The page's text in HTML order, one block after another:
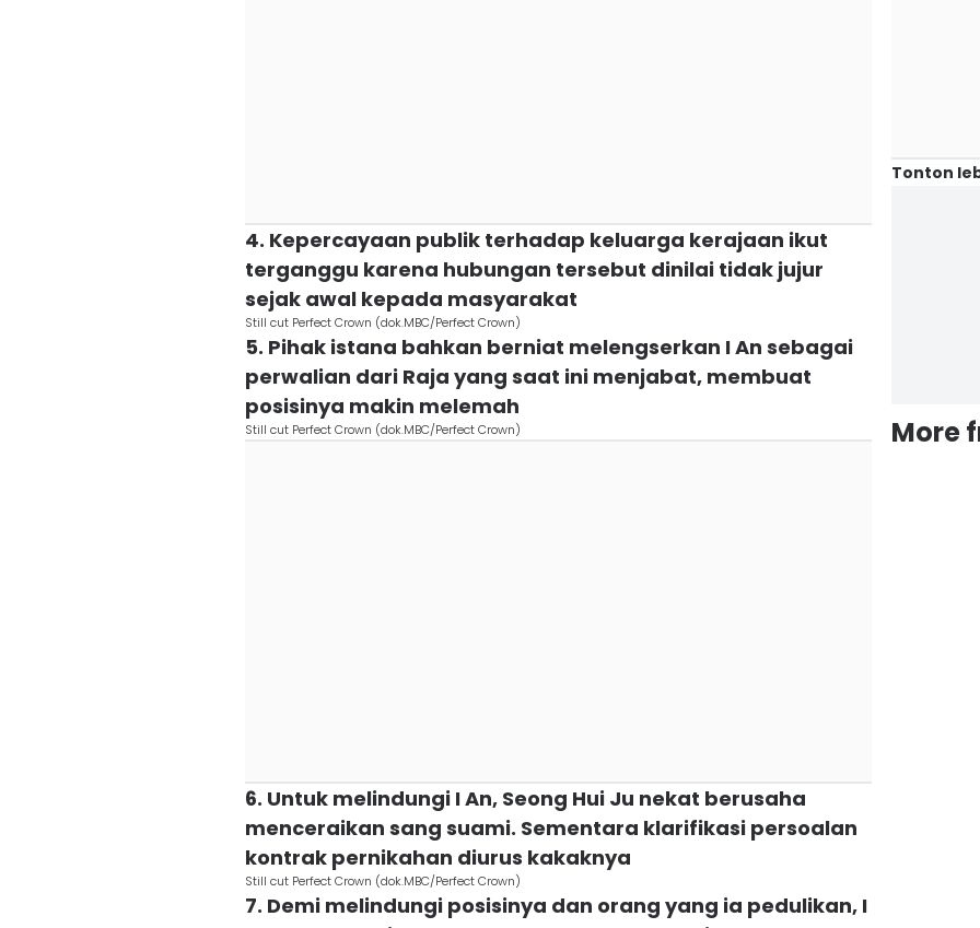
4. Kepercayaan publik terhadap keluarga kerajaan ikut
terganggu karena hubungan tersebut dinilai tidak jujur
sejak awal kepada masyarakat
Still cut Perfect Crown (dok.MBC/Perfect Crown)
5. Pihak istana bahkan berniat melengserkan I An sebagai
perwalian dari Raja yang saat ini menjabat, membuat
posisinya makin melemah
Still cut Perfect Crown (dok.MBC/Perfect Crown)
6. Untuk melindungi I An, Seong Hui Ju nekat berusaha
menceraikan sang suami. Sementara klarifikasi persoalan
kontrak pernikahan diurus kakaknya
Still cut Perfect Crown (dok.MBC/Perfect Crown)
7. Demi melindungi posisinya dan orang yang ia pedulikan, I
Tonton
More